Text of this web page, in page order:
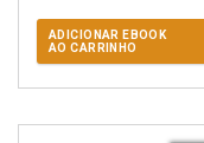
ADICIONAR EBOOK
AO CARRINHO